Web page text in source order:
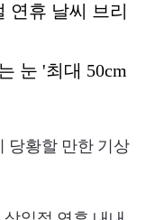
연휴 날씨 브리
눈 '최대 50cm
당황할 만한 기상